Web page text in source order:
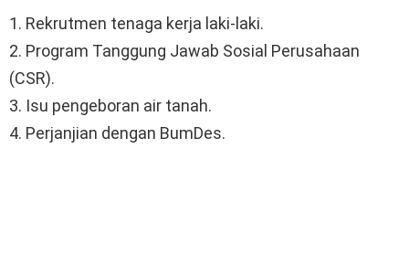
1. Rekrutmen tenaga kerja laki-laki.
2. Program Tanggung Jawab Sosial Perusahaan
(CSR).
3. Isu pengeboran air tanah.
4. Perjanjian dengan BumDes.